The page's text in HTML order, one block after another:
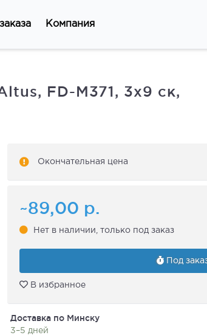
Компания
FD-M371, 3x9 ск,
Окончательная цена
~89,00 р.
Нет в наличии, только под заказ
Под
В избранное
Доставка по Минску
3–5 дней